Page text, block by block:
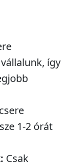
így
1-2 órát
Csak